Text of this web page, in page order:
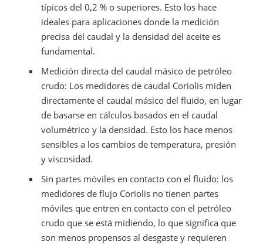
típicos del 0,2 % o superiores. Esto los hace
ideales para aplicaciones donde la medición
precisa del caudal y la densidad del aceite es
fundamental.
Medición directa del caudal másico de petróleo
crudo: Los medidores de caudal Coriolis miden
directamente el caudal másico del fluido, en lugar
de basarse en cálculos basados en el caudal
volumétrico y la densidad. Esto los hace menos
sensibles a los cambios de temperatura, presión
y viscosidad.
Sin partes móviles en contacto con el fluido: los
medidores de flujo Coriolis no tienen partes
móviles que entren en contacto con el petróleo
crudo que se está midiendo, lo que significa que
son menos propensos al desgaste y requieren